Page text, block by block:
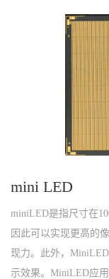
mini LED
miniLED是指尺寸在
因此可以实现更高的
现力。此外，
示效果。MiniLED应